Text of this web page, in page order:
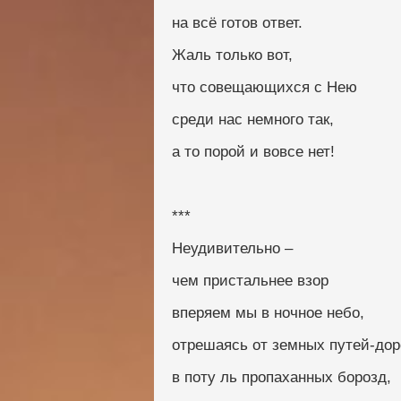
на всё готов ответ.
Жаль только вот,
что совещающихся с Нею
среди нас немного так,
а то порой и вовсе нет!
***
Неудивительно –
чем пристальнее взор
вперяем мы в ночное небо,
отрешаясь от земных путей-
в поту ль пропаханных борозд,